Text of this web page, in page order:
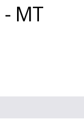
- MT